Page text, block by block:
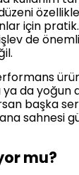
için
de
ya da yoğun
başka
sahnesi
mu?